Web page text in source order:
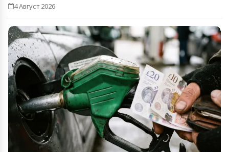
4 Август 2026